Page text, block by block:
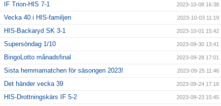
IF Trion-HIS 7-1 2023-10-08 16:38
Vecka 40 i HIS-familjen 2023-10-03 11:19
HIS-Backaryd SK 3-1 2023-10-01 15:42
Supersöndag 1/10 2023-09-30 13:41
BingoLotto månadsfinal 2023-09-28 17:01
Sista hemmamatchen för säsongen 2023! 2023-09-25 11:46
Det händer vecka 39 2023-09-24 17:18
HIS-Drottningskärs IF 5-2 2023-09-23 15:45